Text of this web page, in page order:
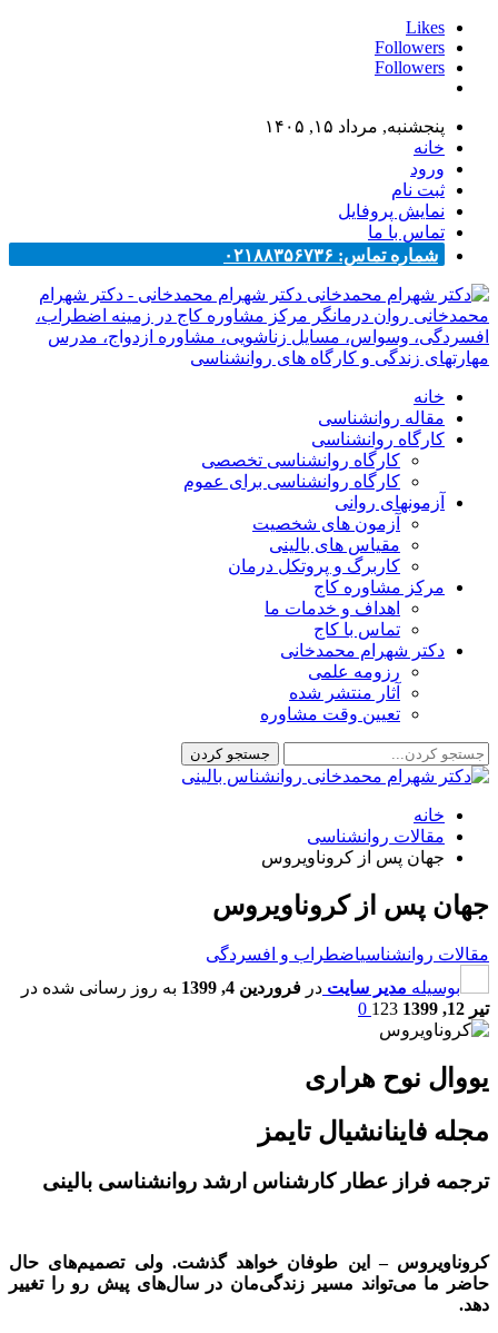
Likes
Followers
Followers
پنجشنبه, مرداد ۱۵, ۱۴۰۵
خانه
ورود
ثبت نام
نمایش پروفایل
تماس با ما
شماره تماس: ۰۲۱۸۸۳۵۶۷۳۶
دکتر شهرام محمدخانی - دکتر شهرام
محمدخانی روان درمانگر مرکز مشاوره کاج در زمینه اضطراب،
افسردگی، وسواس، مسایل زناشویی، مشاوره ازدواج، مدرس
مهارتهای زندگی و کارگاه های روانشناسی
خانه
مقاله روانشناسی
کارگاه روانشناسی
کارگاه روانشناسی تخصصی
کارگاه روانشناسی برای عموم
آزمونهای روانی
آزمون های شخصیت
مقیاس های بالینی
کاربرگ و پروتکل درمان
مرکز مشاوره کاج
اهداف و خدمات ما
تماس با کاج
دکتر شهرام محمدخانی
رزومه علمی
آثار منتشر شده
تعیین وقت مشاوره
خانه
مقالات روانشناسی
جهان پس از کروناویروس
جهان پس از کروناویروس
مقالات روانشناسیاضطراب و افسردگی
بوسیله مدیر سایت در فروردین 4, 1399
به روز رسانی شده در
تیر 12, 1399
123
یووال نوح هراری
مجله فاینانشیال تایمز
ترجمه فراز عطار کارشناس ارشد روانشناسی بالینی
کروناویروس – این طوفان خواهد گذشت. ولی تصمیم‌های حال
حاضر ما می‌تواند مسیر زندگی‌مان در سال‌های پیش رو را تغییر
دهد.